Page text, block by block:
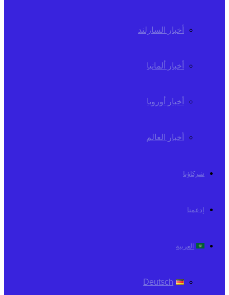
أخبار السارلند
أخبار ألمانيا
أخبار أوروبا
أخبار العالم
شركاؤنا
إدعمنا
العربية
Deutsch